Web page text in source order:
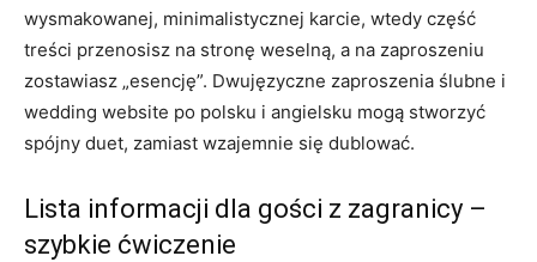
wysmakowanej, minimalistycznej karcie, wtedy część
treści przenosisz na stronę weselną, a na zaproszeniu
zostawiasz „esencję”. Dwujęzyczne zaproszenia ślubne i
wedding website po polsku i angielsku mogą stworzyć
spójny duet, zamiast wzajemnie się dublować.
Lista informacji dla gości z zagranicy –
szybkie ćwiczenie